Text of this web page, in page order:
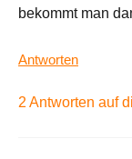
bekommt man
Antworten
2 Antworten auf